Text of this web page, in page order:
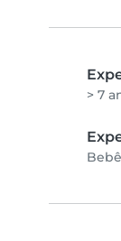
> 7
Bebê